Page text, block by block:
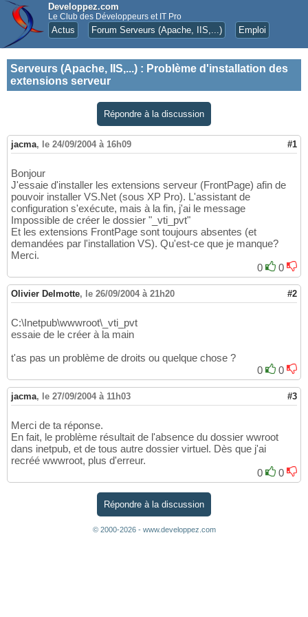
Developpez.com
Le Club des Développeurs et IT Pro
Actus Forum Serveurs (Apache, IIS,...) Emploi
Serveurs (Apache, IIS,...) : Problème d'installation des
extensions serveur
Répondre à la discussion
jacma, le 24/09/2004 à 16h09 #1
Bonjour
J'essaie d'installer les extensions serveur (FrontPage) afin de
pouvoir installer VS.Net (sous XP Pro). L'assistant de
configuration s'exécute, mais à la fin, j'ai le message
Impossible de créer le dossier "_vti_pvt"
Et les extensions FrontPage sont toujours absentes (et
demandées par l'installation VS). Qu'est-ce que je manque?
Merci.
0
0
Olivier Delmotte, le 26/09/2004 à 21h20 #2
C:\Inetpub\wwwroot\_vti_pvt
essaie de le créer à la main
t'as pas un problème de droits ou quelque chose ?
0
0
jacma, le 27/09/2004 à 11h03 #3
Merci de ta réponse.
En fait, le problème résultait de l'absence du dossier wwroot
dans inetpub, et de tous autre dossier virtuel. Dès que j'ai
recréé wwwroot, plus d'erreur.
0
0
Répondre à la discussion
© 2000-2026 - www.developpez.com